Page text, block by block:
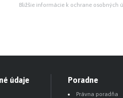
Bližšie informácie k ochrane osobných
údaje Poradne
Právna poradňa